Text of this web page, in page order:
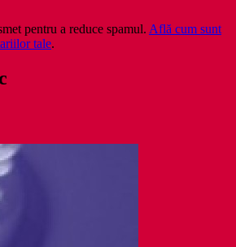
pentru a reduce spamul. Află cum sunt
tale.